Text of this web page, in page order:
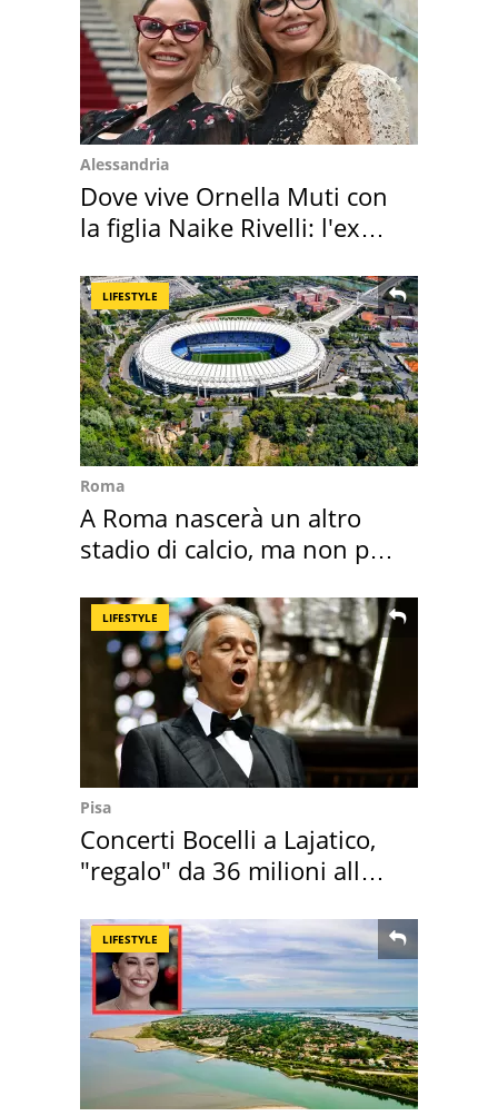
Alessandria
Dove vive Ornella Muti con
la figlia Naike Rivelli: l'ex
LIFESTYLE
Roma
A Roma nascerà un altro
stadio di calcio, ma non per
LIFESTYLE
Pisa
Concerti Bocelli a Lajatico,
"regalo" da 36 milioni alla
LIFESTYLE